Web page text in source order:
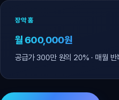
장악홈
월 600,000원
공급가 300만 원의 20% · 매월 반